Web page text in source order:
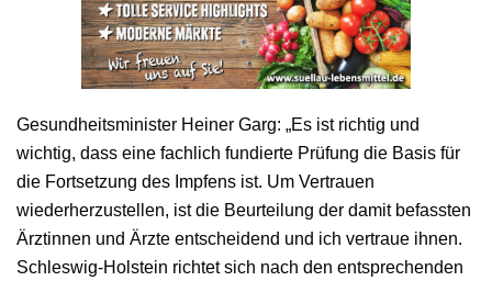
Gesundheitsminister Heiner Garg: „Es ist richtig und
wichtig, dass eine fachlich fundierte Prüfung die Basis für
die Fortsetzung des Impfens ist. Um Vertrauen
wiederherzustellen, ist die Beurteilung der damit befassten
Ärztinnen und Ärzte entscheidend und ich vertraue ihnen.
Schleswig-Holstein richtet sich nach den entsprechenden